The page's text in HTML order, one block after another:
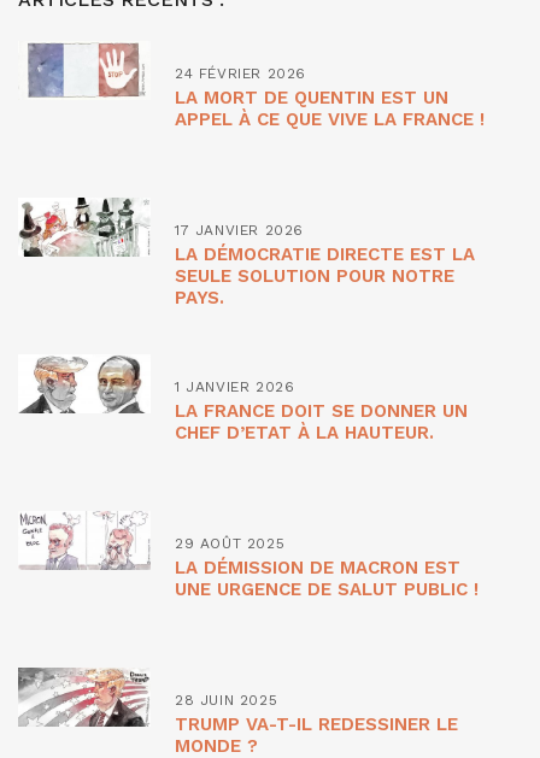
24 FÉVRIER 2026
LA MORT DE QUENTIN EST UN
APPEL À CE QUE VIVE LA FRANCE !
17 JANVIER 2026
LA DÉMOCRATIE DIRECTE EST LA
SEULE SOLUTION POUR NOTRE
PAYS.
1 JANVIER 2026
LA FRANCE DOIT SE DONNER UN
CHEF D’ETAT À LA HAUTEUR.
29 AOÛT 2025
LA DÉMISSION DE MACRON EST
UNE URGENCE DE SALUT PUBLIC !
28 JUIN 2025
TRUMP VA-T-IL REDESSINER LE
MONDE ?